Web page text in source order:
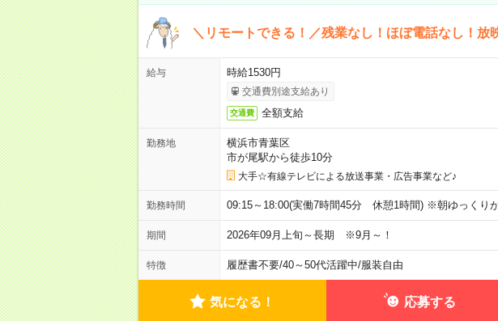
＼リモートできる！／残業なし！ほぼ電話なし！放
給与 時給1530円
交通費別途支給あり
交通費 全額支給
勤務地
横浜市青葉区
市が尾駅から徒歩10分
大手☆有線テレビによる放送事業・広告事業など♪
勤務時間 09:15～18:00(実働7時間45分 休憩1時間) ※朝ゆっくり
期間 2026年09月上旬～長期 ※9月～！
特徴 履歴書不要/40～50代活躍中/服装自由
気になる！ 応募する